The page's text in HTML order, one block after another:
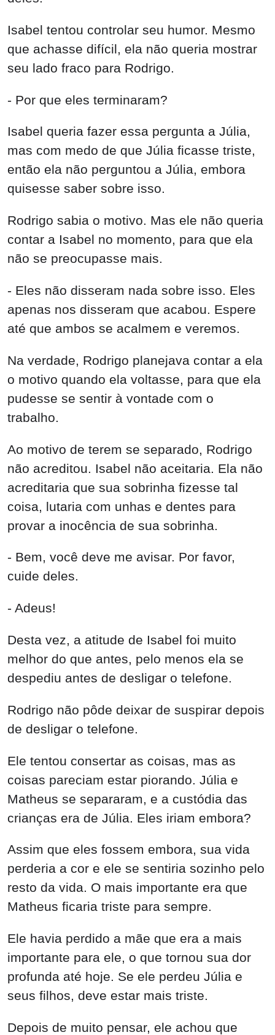
Isabel tentou controlar seu humor. Mesmo
que achasse difícil, ela não queria mostrar
seu lado fraco para Rodrigo.
- Por que eles terminaram?
Isabel queria fazer essa pergunta a Júlia,
mas com medo de que Júlia ficasse triste,
então ela não perguntou a Júlia, embora
quisesse saber sobre isso.
Rodrigo sabia o motivo. Mas ele não queria
contar a Isabel no momento, para que ela
não se preocupasse mais.
- Eles não disseram nada sobre isso. Eles
apenas nos disseram que acabou. Espere
até que ambos se acalmem e veremos.
Na verdade, Rodrigo planejava contar a ela
o motivo quando ela voltasse, para que ela
pudesse se sentir à vontade com o
trabalho.
Ao motivo de terem se separado, Rodrigo
não acreditou. Isabel não aceitaria. Ela não
acreditaria que sua sobrinha fizesse tal
coisa, lutaria com unhas e dentes para
provar a inocência de sua sobrinha.
- Bem, você deve me avisar. Por favor,
cuide deles.
- Adeus!
Desta vez, a atitude de Isabel foi muito
melhor do que antes, pelo menos ela se
despediu antes de desligar o telefone.
Rodrigo não pôde deixar de suspirar depois
de desligar o telefone.
Ele tentou consertar as coisas, mas as
coisas pareciam estar piorando. Júlia e
Matheus se separaram, e a custódia das
crianças era de Júlia. Eles iriam embora?
Assim que eles fossem embora, sua vida
perderia a cor e ele se sentiria sozinho pelo
resto da vida. O mais importante era que
Matheus ficaria triste para sempre.
Ele havia perdido a mãe que era a mais
importante para ele, o que tornou sua dor
profunda até hoje. Se ele perdeu Júlia e
seus filhos, deve estar mais triste.
Depois de muito pensar, ele achou que